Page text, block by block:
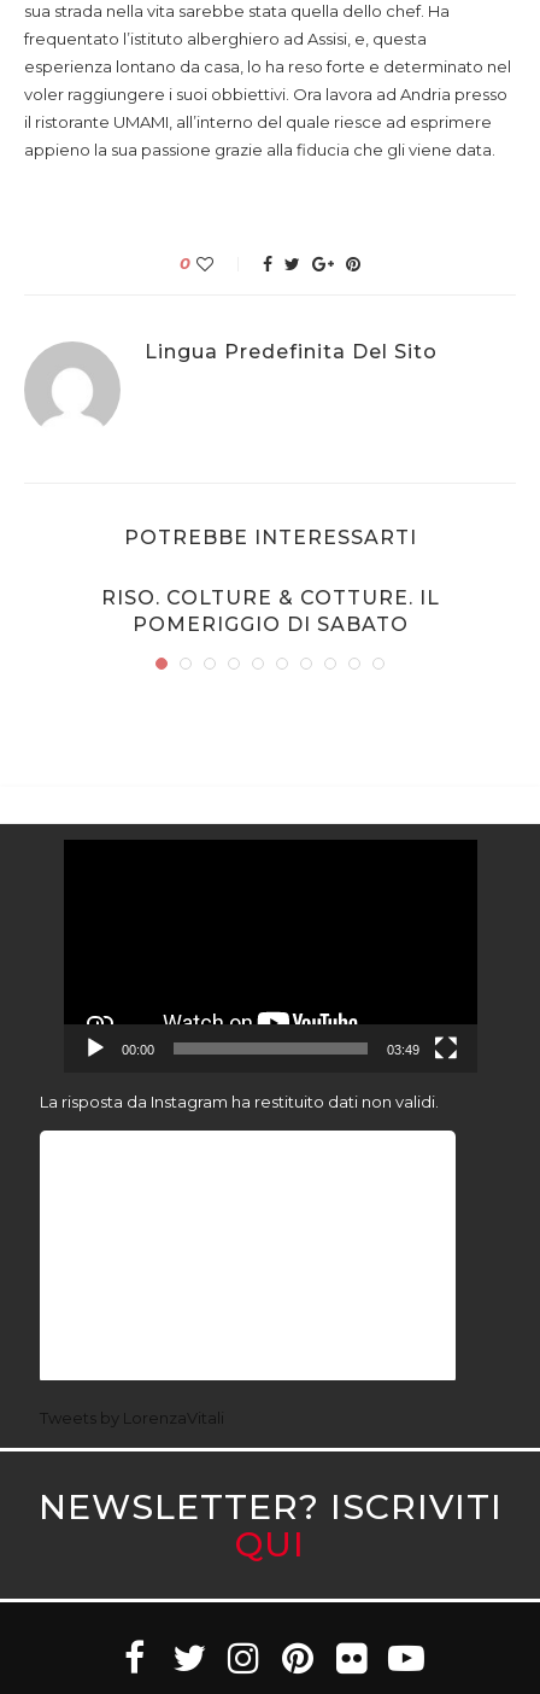
sua strada nella vita sarebbe stata quella dello chef. Ha
frequentato l’istituto alberghiero ad Assisi, e, questa
esperienza lontano da casa, lo ha reso forte e determinato nel
voler raggiungere i suoi obbiettivi. Ora lavora ad Andria presso
il ristorante UMAMI, all’interno del quale riesce ad esprimere
appieno la sua passione grazie alla fiducia che gli viene data.
0
Lingua Predefinita Del Sito
POTREBBE INTERESSARTI
RISO. COLTURE & COTTURE. IL
POMERIGGIO DI SABATO
00:00 03:49
La risposta da Instagram ha restituito dati non validi.
Tweets by LorenzaVitali
NEWSLETTER? ISCRIVITI
QUI